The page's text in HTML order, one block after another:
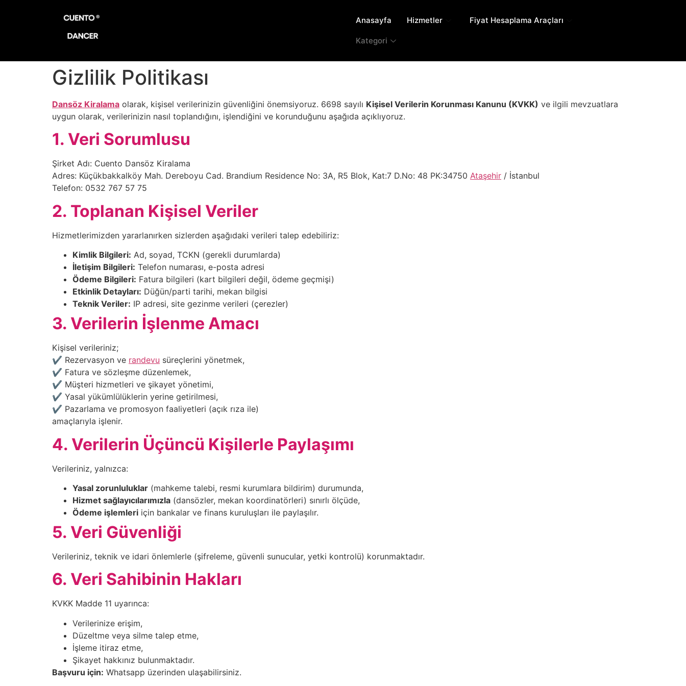
Anasayfa Hizmetler Fiyat Hesaplama Araçları
Kategori
Gizlilik Politikası
Dansöz Kiralama olarak, kişisel verilerinizin güvenliğini önemsiyoruz. 6698 sayılı Kişisel Verilerin Korunması Kanunu (KVKK) ve ilgili mevzuatlara
uygun olarak, verilerinizin nasıl toplandığını, işlendiğini ve korunduğunu aşağıda açıklıyoruz.
1. Veri Sorumlusu
Şirket Adı: Cuento Dansöz Kiralama
Adres: Küçükbakkalköy Mah. Dereboyu Cad. Brandium Residence No: 3A, R5 Blok, Kat:7 D.No: 48 PK:34750 Ataşehir / İstanbul
Telefon: 0532 767 57 75
2. Toplanan Kişisel Veriler
Hizmetlerimizden yararlanırken sizlerden aşağıdaki verileri talep edebiliriz:
Kimlik Bilgileri: Ad, soyad, TCKN (gerekli durumlarda)
İletişim Bilgileri: Telefon numarası, e-posta adresi
Ödeme Bilgileri: Fatura bilgileri (kart bilgileri değil, ödeme geçmişi)
Etkinlik Detayları: Düğün/parti tarihi, mekan bilgisi
Teknik Veriler: IP adresi, site gezinme verileri (çerezler)
3. Verilerin İşlenme Amacı
Kişisel verileriniz;
✔ Rezervasyon ve randevu süreçlerini yönetmek,
✔ Fatura ve sözleşme düzenlemek,
✔ Müşteri hizmetleri ve şikayet yönetimi,
✔ Yasal yükümlülüklerin yerine getirilmesi,
✔ Pazarlama ve promosyon faaliyetleri (açık rıza ile)
amaçlarıyla işlenir.
4. Verilerin Üçüncü Kişilerle Paylaşımı
Verileriniz, yalnızca:
Yasal zorunluluklar (mahkeme talebi, resmi kurumlara bildirim) durumunda,
Hizmet sağlayıcılarımızla (dansözler, mekan koordinatörleri) sınırlı ölçüde,
Ödeme işlemleri için bankalar ve finans kuruluşları ile paylaşılır.
5. Veri Güvenliği
Verileriniz, teknik ve idari önlemlerle (şifreleme, güvenli sunucular, yetki kontrolü) korunmaktadır.
6. Veri Sahibinin Hakları
KVKK Madde 11 uyarınca:
Verilerinize erişim,
Düzeltme veya silme talep etme,
İşleme itiraz etme,
Şikayet hakkınız bulunmaktadır.
Başvuru için: Whatsapp üzerinden ulaşabilirsiniz.